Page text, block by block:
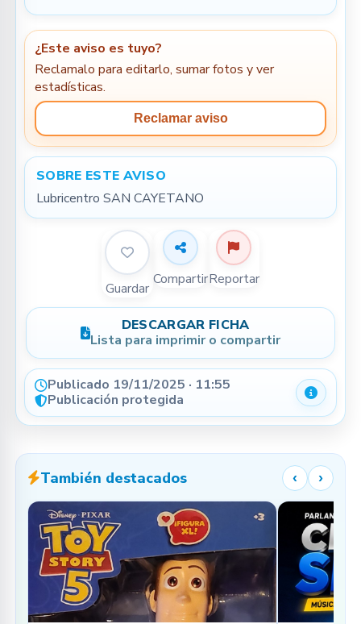
¿Este aviso es tuyo?
Reclamalo para editarlo, sumar fotos y ver
estadísticas.
Reclamar aviso
SOBRE ESTE AVISO
Lubricentro SAN CAYETANO
Guardar
CompartirReportar
DESCARGAR FICHA
Lista para imprimir o compartir
Publicado 19/11/2025 · 11:55
Publicación protegida
También destacados ‹ ›